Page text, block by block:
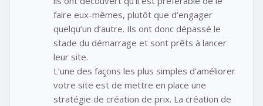
faire eux-mêmes, plutôt que d’engager
quelqu’un d’autre. Ils ont donc dépassé le
stade du démarrage et sont prêts à lancer
leur site.
L’une des façons les plus simples d’améliorer
votre site est de mettre en place une
stratégie de création de prix. La création de